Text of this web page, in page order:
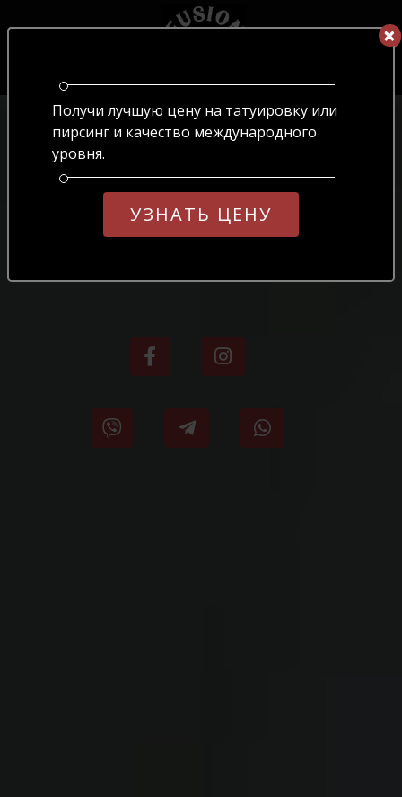
×
ОБЕРІТЬ МОВУ
UARUEN
×
Получи лучшую цену на татуировку или
пирсинг и качество международного
уровня.
УЗНАТЬ ЦЕНУ
ЭСКИЗЫ
ЭСКИЗЫ